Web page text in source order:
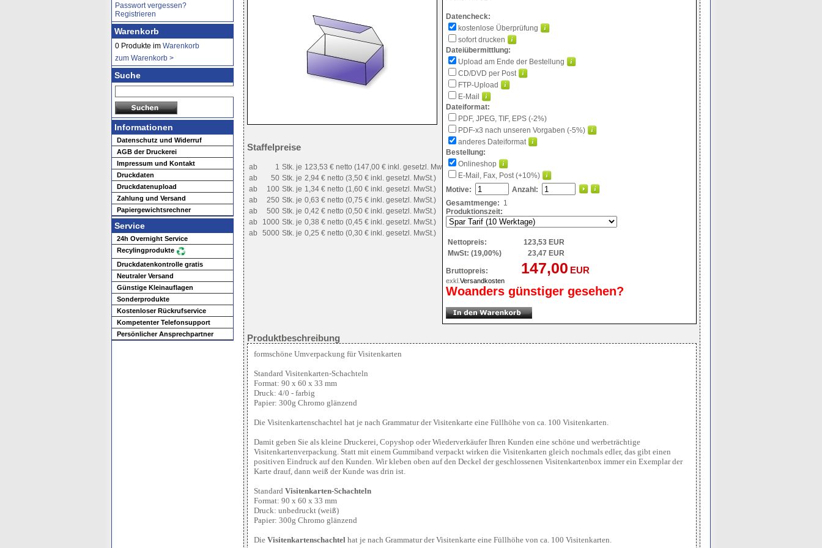
Passwort vergessen?
Registrieren
Warenkorb
0 Produkte im Warenkorb
zum Warenkorb >
Suche
Informationen
Datenschutz und Widerruf
AGB der Druckerei
Impressum und Kontakt
Druckdaten
Druckdatenupload
Zahlung und Versand
Papiergewichtsrechner
Service
24h Overnight Service
Recylingprodukte
Druckdatenkontrolle gratis
Neutraler Versand
Günstige Kleinauflagen
Sonderprodukte
Kostenloser Rückrufservice
Kompetenter Telefonsupport
Persönlicher Ansprechpartner
Staffelpreise
ab 1 Stk. je 123,53 € netto (147,00 € inkl. gesetzl. MwSt.)
ab
50 Stk. je 2,94 € netto (3,50 € inkl. gesetzl. MwSt.)
ab
100 Stk. je 1,34 € netto (1,60 € inkl. gesetzl. MwSt.)
ab
250 Stk. je 0,63 € netto (0,75 € inkl. gesetzl. MwSt.)
ab
500 Stk. je 0,42 € netto (0,50 € inkl. gesetzl. MwSt.)
ab
1000 Stk. je 0,38 € netto (0,45 € inkl. gesetzl. MwSt.)
ab
5000 Stk. je 0,25 € netto (0,30 € inkl. gesetzl. MwSt.)
Datencheck:
kostenlose Überprüfung
sofort drucken
Dateiübermittlung:
Upload am Ende der Bestellung
CD/DVD per Post
FTP-Upload
E-Mail
Dateiformat:
PDF, JPEG, TIF, EPS (-2%)
PDF-x3 nach unseren Vorgaben (-5%)
anderes Dateiformat
Bestellung:
Onlineshop
E-Mail, Fax, Post (+10%)
Motive:
Anzahl:
Gesamtmenge: 1
Produktionszeit:
Nettopreis: 123,53EUR
MwSt: (19,00%)
23,47 EUR
Bruttopreis: 147,00 EUR
exkl. Versandkosten
Woanders günstiger gesehen?
Produktbeschreibung
formschöne Umverpackung für Visitenkarten
Standard Visitenkarten-Schachteln
Format: 90 x 60 x 33 mm
Druck: 4/0 - farbig
Papier: 300g Chromo glänzend
Die Visitenkartenschachtel hat je nach Grammatur der Visitenkarte eine Füllhöhe von ca. 100 Visitenkarten.
Damit geben Sie als kleine Druckerei, Copyshop oder Wiederverkäufer Ihren Kunden eine schöne und werbeträchtige
Visitenkartenverpackung. Statt mit einem Gummiband verpackt wirken die Visitenkarten gleich nochmals edler, das gibt einen
positiven Eindruck auf den Kunden. Wir kleben oben auf den Deckel der geschlossenen Visitenkartenbox immer ein Exemplar der
Karte drauf, dann weiß der Kunde was drin ist.
Standard Visitenkarten-Schachteln
Format: 90 x 60 x 33 mm
Druck: unbedruckt (weiß)
Papier: 300g Chromo glänzend
Die Visitenkartenschachtel hat je nach Grammatur der Visitenkarte eine Füllhöhe von ca. 100 Visitenkarten.